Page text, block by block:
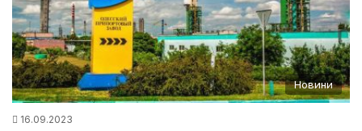
Новини
16.09.2023